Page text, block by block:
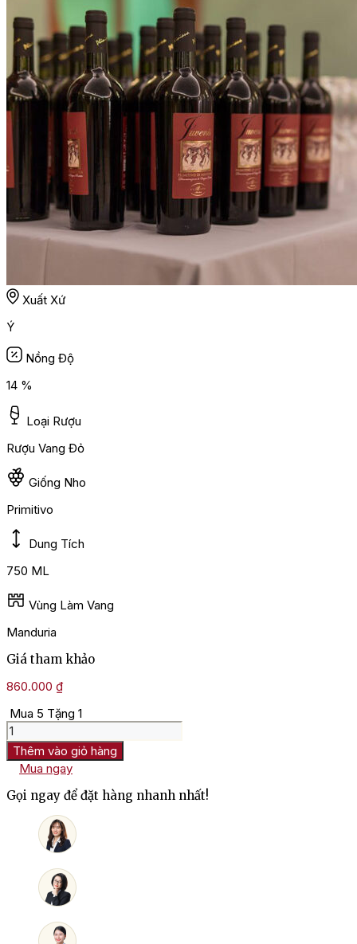
Xuất Xứ
Ý
Nồng Độ
14 %
Loại Rượu
Rượu Vang Đỏ
Giống Nho
Primitivo
Dung Tích
750 ML
Vùng Làm Vang
Manduria
Giá tham khảo
860.000 ₫
Mua 5 Tặng 1
Rượu
vang
Juvenis
Primitivo
Di
Manduria
Thêm vào giỏ hàng
Mua ngay
Gọi ngay để đặt hàng nhanh nhất!